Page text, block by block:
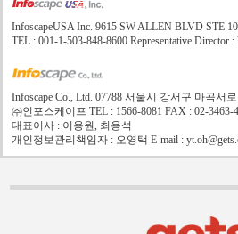
InfoscapeUSA Inc. 9615 SW ALLEN BLVD STE
TEL : 001-1-503-848-8600 Representative Director
Infoscape Co., Ltd. 07788 서울시 강서구 마곡서
㈜인포스케이프 TEL : 1566-8081 FAX : 02-3463-
대표이사 : 이용원, 최용석
개인정보관리책임자 : 오영택 E-mail :